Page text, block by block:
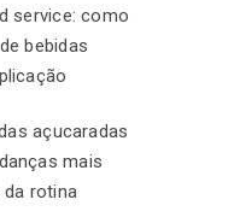
service: como
bebidas
açucaradas
mais
rotina